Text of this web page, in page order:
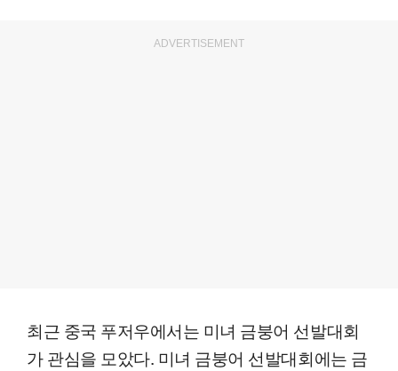
ADVERTISEMENT
최근 중국 푸저우에서는 미녀 금붕어 선발대회
가 관심을 모았다. 미녀 금붕어 선발대회에는 금